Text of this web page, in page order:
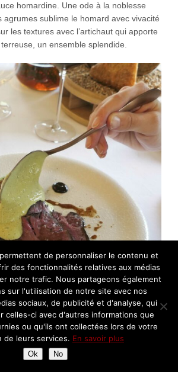
homardine. Une ode à la noblesse
agrumes sublime le homard avec vivacité
les textures avec l’artichaut qui apporte
un ensemble splendide.
de personnaliser le contenu et
des fonctionnalités relatives aux médias
notre trafic. Nous partageons également
sur l'utilisation de notre site avec nos
sociaux, de publicité et d'analyse, qui
celles-ci avec d'autres informations que
ou qu'ils ont collectées lors de votre
de leurs services. En savoir plus
Ok No